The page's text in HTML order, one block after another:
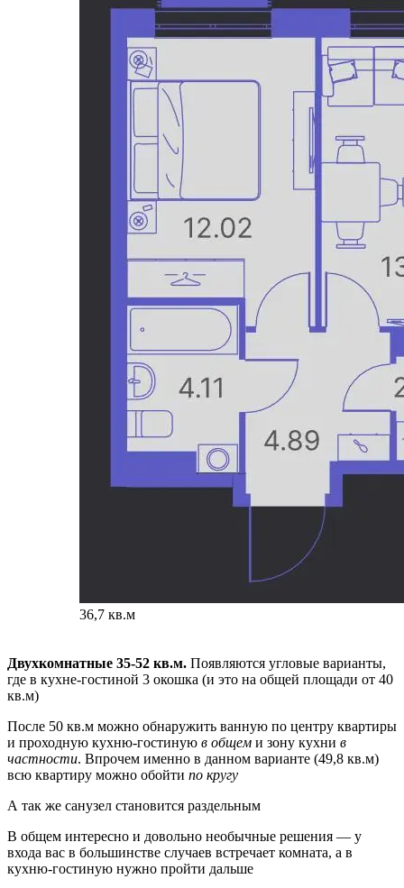
36,7 кв.м
Двухкомнатные 35-52 кв.м. Появляются угловые варианты,
где в кухне-гостиной 3 окошка (и это на общей площади от 40
кв.м)
После 50 кв.м можно обнаружить ванную по центру квартиры
и проходную кухню-гостиную в общем и зону кухни в
частности. Впрочем именно в данном варианте (49,8 кв.м)
всю квартиру можно обойти по кругу
А так же санузел становится раздельным
В общем интересно и довольно необычные решения — у
входа вас в большинстве случаев встречает комната, а в
кухню-гостиную нужно пройти дальше